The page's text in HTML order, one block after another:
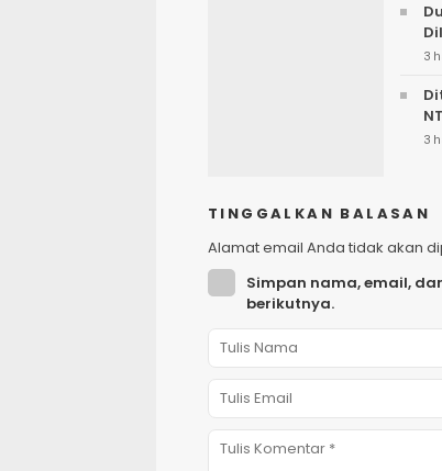
3
3
TINGGALKAN BALASAN
Alamat email Anda tidak akan
Simpan nama, email,
berikutnya.